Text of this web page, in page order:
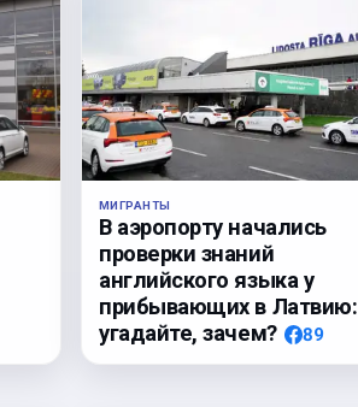
МИГРАНТЫ
В аэропорту начались
проверки знаний
английского языка у
прибывающих в Латвию:
угадайте, зачем?
89